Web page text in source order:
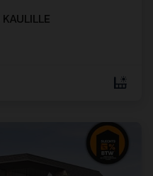
KAULILLE